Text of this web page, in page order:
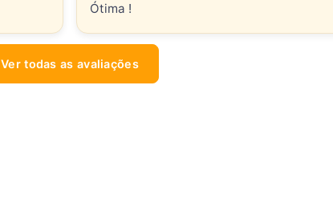
Ótima !
Ver todas as avaliações